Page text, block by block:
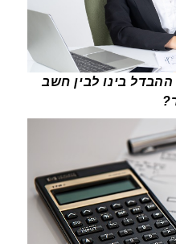
בינו לבין חשב